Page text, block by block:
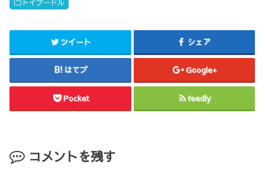
ツイート シェア
はてブ Google+
Pocket feedly
コメントを残す